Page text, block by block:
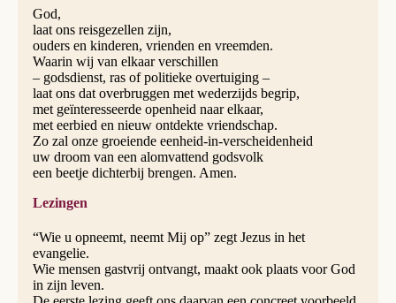
God,
laat ons reisgezellen zijn,
ouders en kinderen, vrienden en vreemden.
Waarin wij van elkaar verschillen
– godsdienst, ras of politieke overtuiging –
laat ons dat overbruggen met wederzijds begrip,
met geïnteresseerde openheid naar elkaar,
met eerbied en nieuw ontdekte vriendschap.
Zo zal onze groeiende eenheid-in-verscheidenheid
uw droom van een alomvattend godsvolk
een beetje dichterbij brengen. Amen.
Lezingen
“Wie u opneemt, neemt Mij op” zegt Jezus in het
evangelie.
Wie mensen gastvrij ontvangt, maakt ook plaats voor God
in zijn leven.